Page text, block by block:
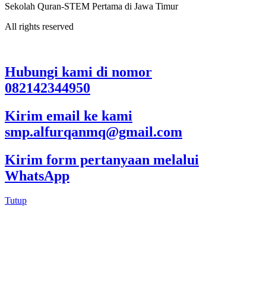
Sekolah Quran-STEM Pertama di Jawa Timur
All rights reserved
Hubungi kami di nomor
082142344950
Kirim email ke kami
smp.alfurqanmq@gmail.com
Kirim form pertanyaan melalui
WhatsApp
Tutup